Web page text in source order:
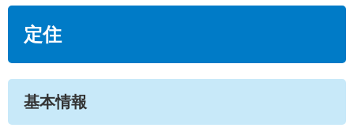
く
定住
基本情報